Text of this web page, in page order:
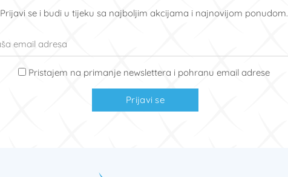
Prijavi se i budi u tijeku sa najboljim akcijama i najnovijom ponudom.
Pristajem na primanje newslettera i pohranu email adrese
Prijavi se